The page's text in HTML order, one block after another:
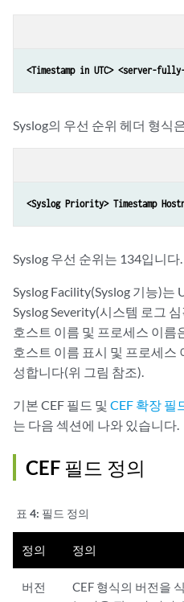
<Timestamp in UTC> <server-
Syslog의 우선 순위 헤더 형식
<Syslog Priority> Timestamp
Syslog 우선 순위는 134입니다.
Syslog Facility(Syslog 기능)는
Syslog Severity(시스템 로그
호스트 이름 및 프로세스 이름
호스트 이름 표시 및 프로세스
성합니다(위 그림 참조).
기본 CEF 필드 및 CEF 확장 필
는 다음 섹션에 나와 있습니다.
CEF 필드 정의
표 4: 필드 정의
정의 정의
버전
CEF 형식의 버전을